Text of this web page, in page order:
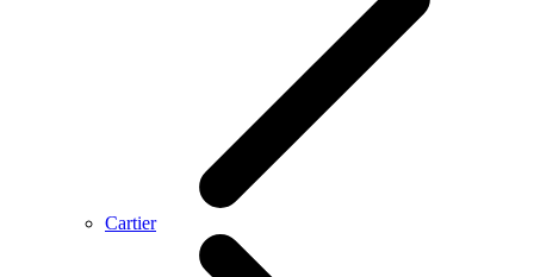
Cartier